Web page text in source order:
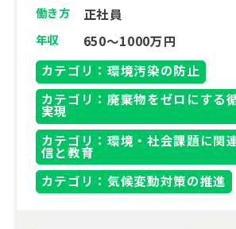
働き方 正社員
年収
650～1000万円
カテゴリ：環境汚染の防止
カテゴリ：廃棄物をゼロにする
実現
カテゴリ：環境・社会課題に関
信と教育
カテゴリ：気候変動対策の推進